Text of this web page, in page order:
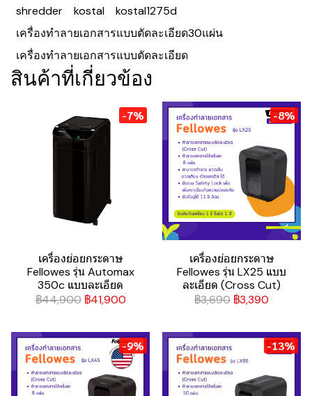
shredder
kostal
kostal1275d
เครื่องทําลายเอกสารแบบตัดละเอียด30แผ่น
เครื่องทําลายเอกสารแบบตัดละเอียด
สินค้าที่เกี่ยวข้อง
-7%
เครื่องย่อยกระดาษ
Fellowes รุ่น Automax
350c แบบละเอียด
฿44,900 ฿41,900
-8%
เครื่องย่อยกระดาษ
Fellowes รุ่น LX25 แบบ
ละเอียด (Cross Cut)
฿3,690 ฿3,390
-9% -13%